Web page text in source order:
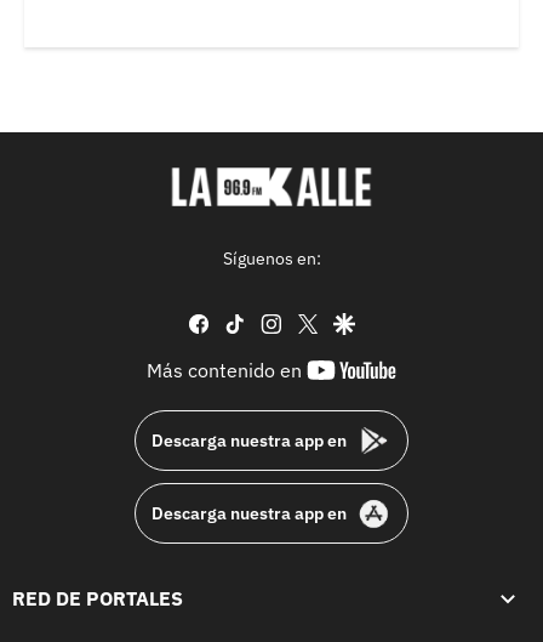
Síguenos en:
facebook
tiktok instagram
twittergoogle
Más contenido en
youtube-
Descarga nuestra app en
Descarga nuestra app en
RED DE PORTALES